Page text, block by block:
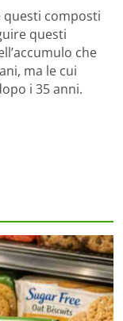
composti
questi
che
ma le cui
i 35 anni.